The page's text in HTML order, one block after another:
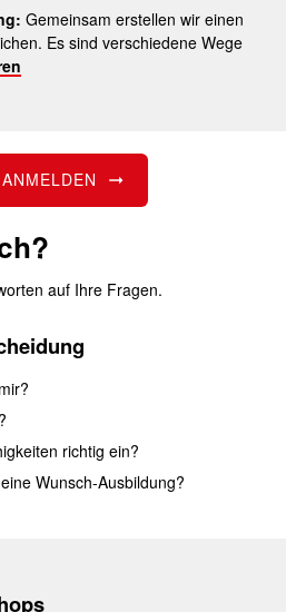
Gemeinsam erstellen wir einen
Es sind verschiedene Wege
auf Ihre Fragen.
richtig ein?
Wunsch-Ausbildung?